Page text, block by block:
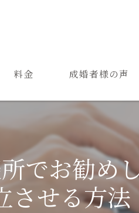
料金 成婚者様の声
でお勧め
させる方法